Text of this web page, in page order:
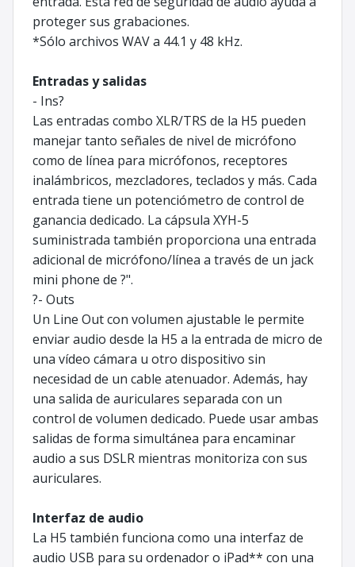
proteger sus grabaciones.
*Sólo archivos WAV a 44.1 y 48 kHz.
Entradas y salidas
- Ins?
Las entradas combo XLR/TRS de la H5 pueden
manejar tanto señales de nivel de micrófono
como de línea para micrófonos, receptores
inalámbricos, mezcladores, teclados y más. Cada
entrada tiene un potenciómetro de control de
ganancia dedicado. La cápsula XYH-5
suministrada también proporciona una entrada
adicional de micrófono/línea a través de un jack
mini phone de ?".
?- Outs
Un Line Out con volumen ajustable le permite
enviar audio desde la H5 a la entrada de micro de
una vídeo cámara u otro dispositivo sin
necesidad de un cable atenuador. Además, hay
una salida de auriculares separada con un
control de volumen dedicado. Puede usar ambas
salidas de forma simultánea para encaminar
audio a sus DSLR mientras monitoriza con sus
auriculares.
Interfaz de audio
La H5 también funciona como una interfaz de
audio USB para su ordenador o iPad** con una